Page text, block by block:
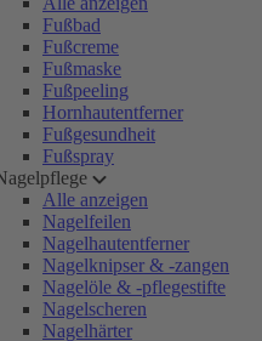
Fußbad
Fußcreme
Fußmaske
Fußpeeling
Hornhautentferner
Fußgesundheit
Fußspray
Alle anzeigen
Nagelfeilen
Nagelhautentferner
Nagelknipser & -zangen
Nagelöle & -pflegestifte
Nagelscheren
Nagelhärter